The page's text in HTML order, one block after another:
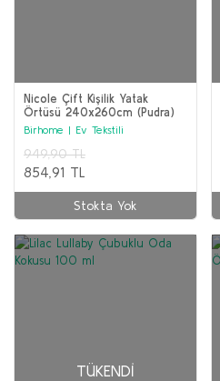
Nicole Çift Kişilik Yatak
Örtüsü 240x260cm (Pudra)
Birhome | Ev Tekstili
949,90 TL
854,91 TL
Stokta Yok
TÜKENDI